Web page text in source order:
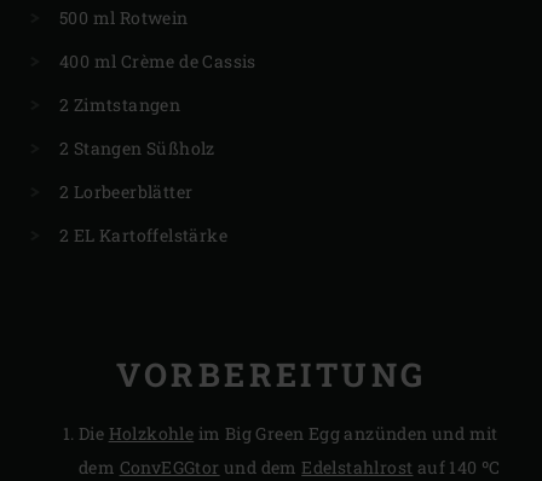
500 ml Rotwein
400 ml Crème de Cassis
2 Zimtstangen
2 Stangen Süßholz
2 Lorbeerblätter
2 EL Kartoffelstärke
VORBEREITUNG
Die Holzkohle im Big Green Egg anzünden und mit
dem ConvEGGtor und demEdelstahlrost auf 140 ºC